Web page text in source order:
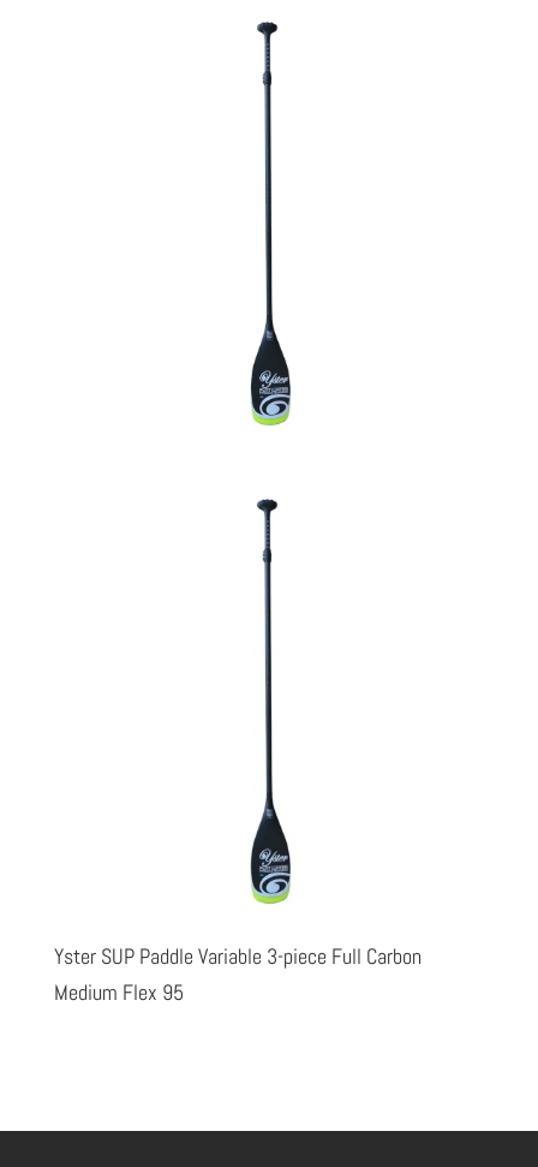
Yster SUP Paddle Variable 3-piece Full Carbon
Medium Flex 95